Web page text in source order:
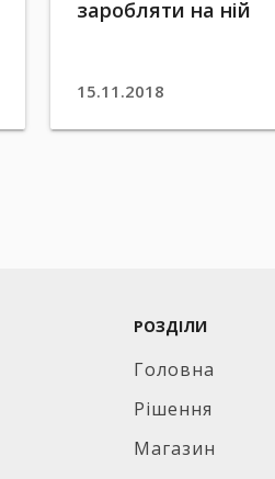
заробляти на ній
15.11.2018
РОЗДІЛИ
Головна
Рішення
Магазин